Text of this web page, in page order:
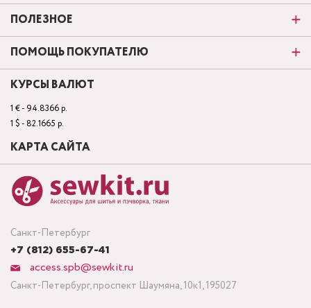
Санкт-Петербург
+7 (812) 655-67-41
access.spb@sewkit.ru
Санкт-Петербург, проспект Шаумяна, 10к1, 195027
ПОЛЕЗНОЕ
ПОМОЩЬ ПОКУПАТЕЛЮ
КУРСЫ ВАЛЮТ
1 € - 94.8366 р.
1 $ - 82.1665 р.
КАРТА САЙТА